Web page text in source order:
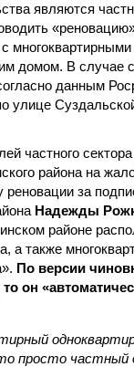
являются
с
домом. В случае
данным
улице
частного
района на
реновации за
Надежды
районе
а также
По версии
он
просто частный